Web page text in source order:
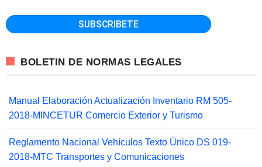
BOLETIN DE NORMAS LEGALES
Manual Elaboración Actualización Inventario RM 505-
2018-MINCETUR Comercio Exterior y Turismo
Reglamento Nacional Vehículos Texto Único DS 019-
2018-MTC Transportes y Comunicaciones